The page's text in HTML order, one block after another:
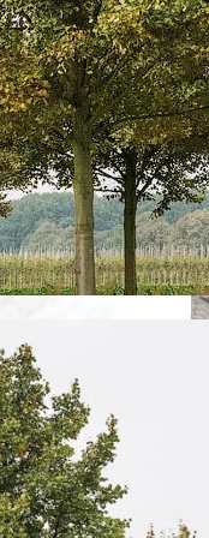
Для
За